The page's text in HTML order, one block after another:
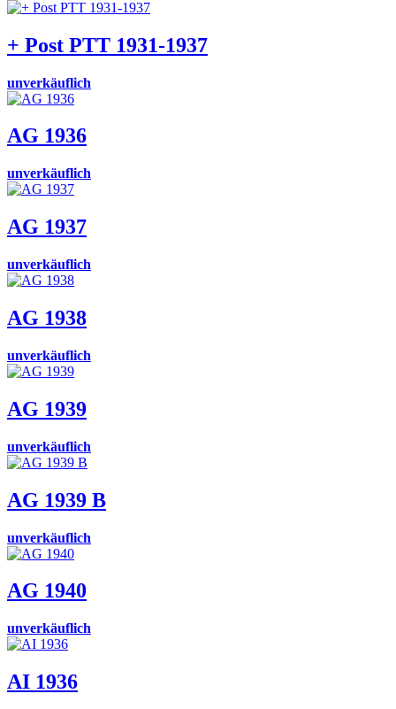
+ Post PTT 1931-1937
unverkäuflich
AG 1936
unverkäuflich
AG 1937
unverkäuflich
AG 1938
unverkäuflich
AG 1939
unverkäuflich
AG 1939 B
unverkäuflich
AG 1940
unverkäuflich
AI 1936